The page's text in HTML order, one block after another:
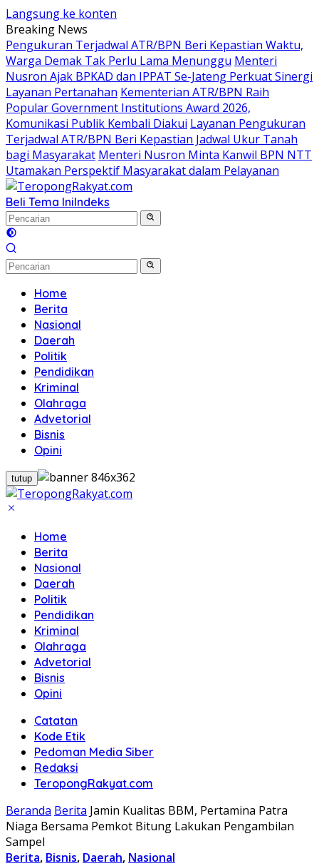
Langsung ke konten
Breaking News
Pengukuran Terjadwal ATR/BPN Beri Kepastian Waktu,
Warga Demak Tak Perlu Lama Menunggu Menteri
Nusron Ajak BPKAD dan IPPAT Se-Jateng Perkuat Sinergi
Layanan Pertanahan Kementerian ATR/BPN Raih
Popular Government Institutions Award 2026,
Komunikasi Publik Kembali Diakui Layanan Pengukuran
Terjadwal ATR/BPN Beri Kepastian Jadwal Ukur Tanah
bagi Masyarakat Menteri Nusron Minta Kanwil BPN NTT
Utamakan Perspektif Masyarakat dalam Pelayanan
Beli Tema IniIndeks
Home
Berita
Nasional
Daerah
Politik
Pendidikan
Kriminal
Olahraga
Advetorial
Bisnis
Opini
tutup
Home
Berita
Nasional
Daerah
Politik
Pendidikan
Kriminal
Olahraga
Advetorial
Bisnis
Opini
Catatan
Kode Etik
Pedoman Media Siber
Redaksi
TeropongRakyat.com
Beranda Berita Jamin Kualitas BBM, Pertamina Patra
Niaga Bersama Pemkot Bitung Lakukan Pengambilan
Sampel
Berita, Bisnis, Daerah, Nasional